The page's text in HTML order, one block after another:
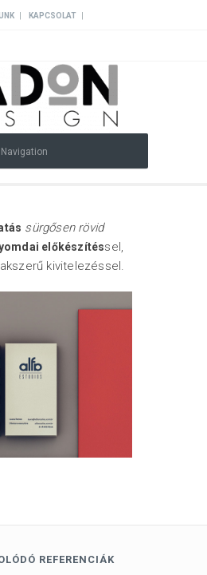
| KAPCSOLAT |
Navigation
sürgősen rövid
előkészítéssel,
kivitelezéssel.
REFERENCIÁK